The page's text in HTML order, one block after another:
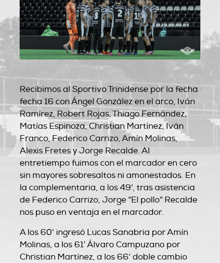
Recibimos al Sportivo Trinidense por la fecha
fecha 16 con Ángel González en el arco, Iván
Ramírez, Robert Rojas, Thiago Fernández,
Matías Espinoza, Christian Martínez, Iván
Franco, Federico Carrizo, Amín Molinas,
Alexis Fretes y Jorge Recalde. Al
entretiempo fuimos con el marcador en cero
sin mayores sobresaltos ni amonestados. En
la complementaria, a los 49', tras asistencia
de Federico Carrizo, Jorge "El pollo" Recalde
nos puso en ventaja en el marcador.
A los 60' ingresó Lucas Sanabria por Amín
Molinas, a los 61' Álvaro Campuzano por
Christian Martínez, a los 66' doble cambio